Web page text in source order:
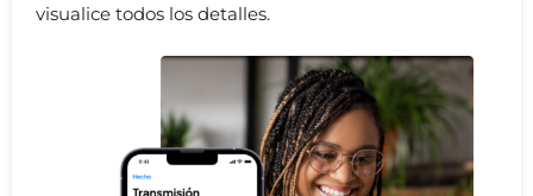
visualice todos los detalles.